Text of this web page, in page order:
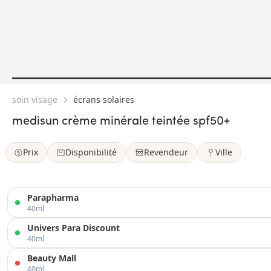
soin visage écrans solaires
medisun crème minérale teintée spf50+
Prix Disponibilité Revendeur Ville
Parapharma
40ml
Univers Para Discount
40ml
Beauty Mall